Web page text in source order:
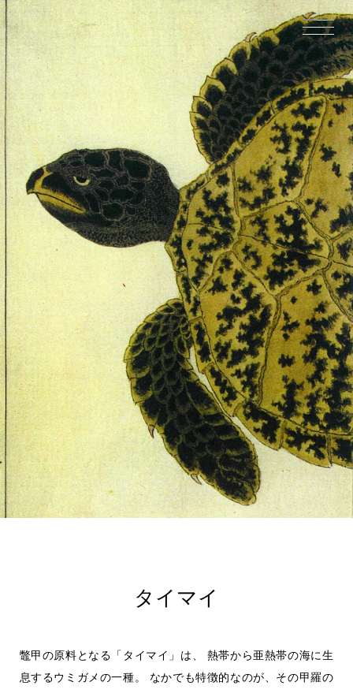
タイマイ
鼈甲の原料となる「タイマイ」は、
熱帯から亜熱帯の海に生
息するウミガメの一種。
なかでも特徴的なのが、その甲羅の